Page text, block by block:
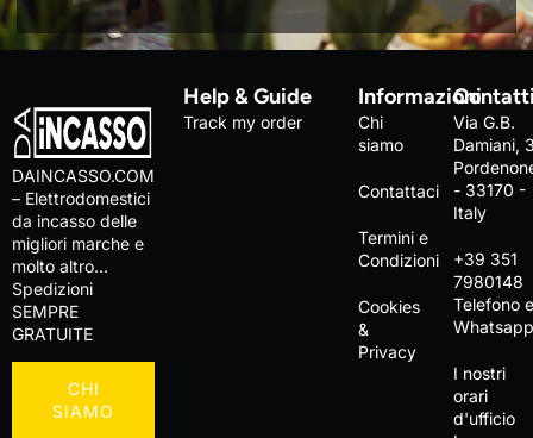
DAINCASSO.COM
– Elettrodomestici
da incasso delle
migliori marche e
molto altro…
Spedizioni
SEMPRE
GRATUITE
CHI
SIAMO
Help & Guide
Track my order
Informazioni
Chi
siamo
Contattaci
Termini e
Condizioni
Cookies
&
Privacy
Via G.B.
Damiani,
- 33170 -
Italy
+39 351
7980148
Telefono
I nostri
orari
d'ufficio